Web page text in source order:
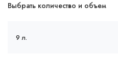
Выбрать количество и объем
9 л.